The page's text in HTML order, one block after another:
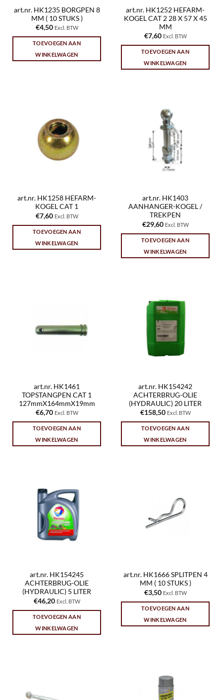
art.nr. HK1235 BORGPEN 8
MM ( 10 STUKS )
€4,50 Excl. BTW
TOEVOEGEN AAN
WINKELWAGEN
art.nr. HK1252 HEFARM-
KOGEL CAT 2 28 X 57 X 45
MM
€7,60 Excl. BTW
TOEVOEGEN AAN
WINKELWAGEN
art.nr. HK1258 HEFARM-
KOGEL CAT 1
€7,60 Excl. BTW
TOEVOEGEN AAN
WINKELWAGEN
art.nr. HK1403
AANHANGER-KOGEL /
TREKPEN
€29,60 Excl. BTW
TOEVOEGEN AAN
WINKELWAGEN
art.nr. HK1461
TOPSTANGPEN CAT 1
127mmX164mmX19mm
€6,70 Excl. BTW
TOEVOEGEN AAN
WINKELWAGEN
art.nr. HK154242
ACHTERBRUG-OLIE
(HYDRAULIC) 20 LITER
€158,50 Excl. BTW
TOEVOEGEN AAN
WINKELWAGEN
art.nr. HK154245
ACHTERBRUG-OLIE
(HYDRAULIC) 5 LITER
€46,20 Excl. BTW
TOEVOEGEN AAN
WINKELWAGEN
art.nr. HK1666 SPLITPEN 4
MM ( 10 STUKS )
€3,50 Excl. BTW
TOEVOEGEN AAN
WINKELWAGEN